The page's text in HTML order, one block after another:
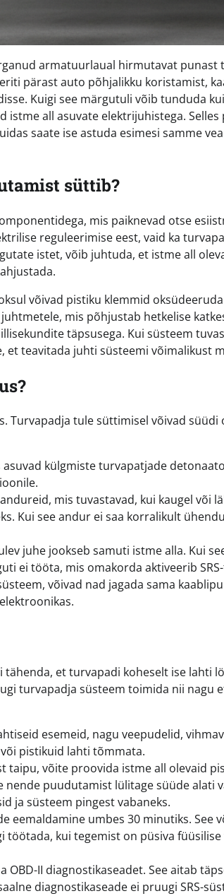
armatuurlaual hirmutavat punast
pärast auto põhjalikku koristamist,
Kuigi see märgutuli võib tunduda
all asuvate elektrijuhistega.
saate ise astuda esimesi samme
süttib?
mis paiknevad otse
reguleerimise eest, vaid ka
istet, võib juhtuda, et istme all
võivad pistiku klemmid
mis põhjustab hetkelise
täpsusega. Kui süsteem
et teavitada juhti süsteemi võimalikust
Turvapadja tule süttimisel võivad süüdi
asuvad külgmiste turvapatjade
mis tuvastavad, kui kaugel või
Kui see andur ei saa korralikult
juhe jookseb samuti istme alla. Kui
ei tööta, mis omakorda aktiveerib
võivad nad jagada sama
et turvapadi koheselt ise lahti
turvapadja süsteem toimida nii nagu
esemeid, nagu veepudelid,
pistikuid lahti tõmmata.
taipu, võite proovida istme all olevaid
puudutamist lülitage süüde alati
ja süsteem pingest vabaneks.
eemaldamine umbes 30 minutiks. See
kui tegemist on püsiva füüsilise
OBD-II diagnostikaseadet. See aitab
diagnostikaseade ei pruugi SRS-